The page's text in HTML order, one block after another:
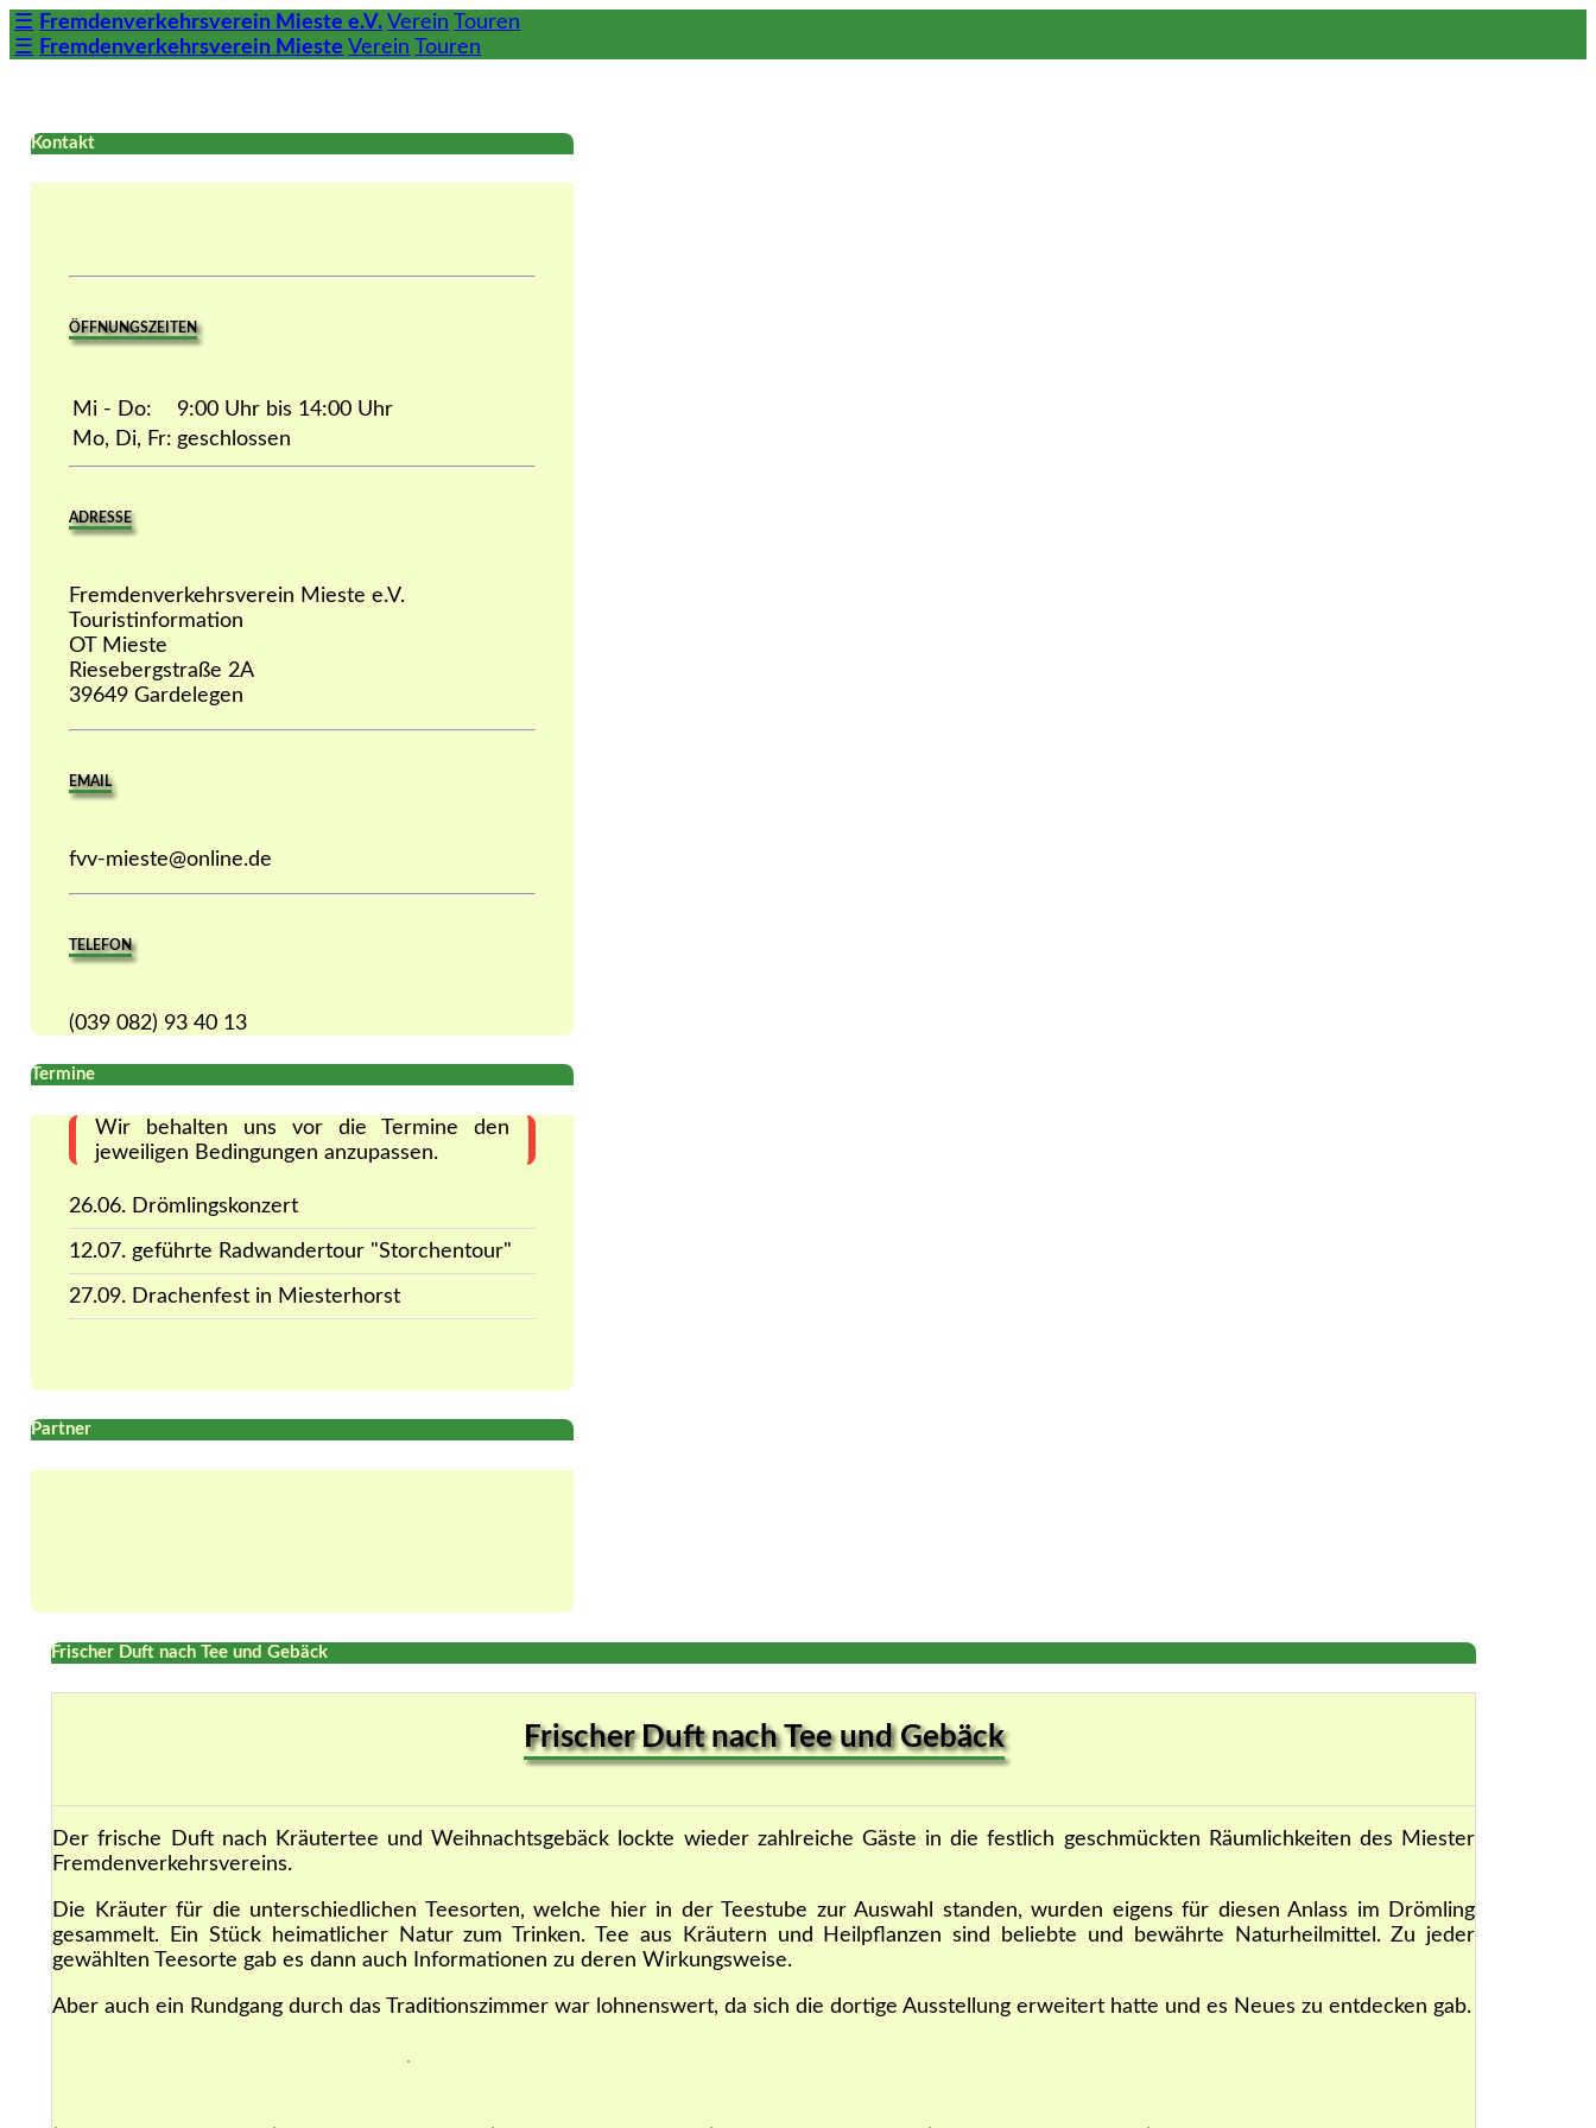
☰ Fremdenverkehrsverein Mieste e.V. Verein Touren
☰ Fremdenverkehrsverein Mieste Verein Touren
Kontakt
ÖFFNUNGSZEITEN
Mi - Do:
9:00 Uhr bis 14:00 Uhr
Mo, Di, Fr: geschlossen
ADRESSE
Fremdenverkehrsverein Mieste e.V.
Touristinformation
OT Mieste
Riesebergstraße 2A
39649 Gardelegen
EMAIL
fvv-mieste@online.de
TELEFON
(039 082) 93 40 13
Termine
Wir behalten uns vor die Termine den
jeweiligen Bedingungen anzupassen.
26.06. Drömlingskonzert
12.07. geführte Radwandertour "Storchentour"
27.09. Drachenfest in Miesterhorst
Partner
Frischer Duft nach Tee und Gebäck
Frischer Duft nach Tee und Gebäck
Der frische Duft nach Kräutertee und Weihnachtsgebäck lockte wieder zahlreiche Gäste in die festlich geschmückten Räumlichkeiten des Miester
Fremdenverkehrsvereins.
Die Kräuter für die unterschiedlichen Teesorten, welche hier in der Teestube zur Auswahl standen, wurden eigens für diesen Anlass im Drömling
gesammelt. Ein Stück heimatlicher Natur zum Trinken. Tee aus Kräutern und Heilpflanzen sind beliebte und bewährte Naturheilmittel. Zu jeder
gewählten Teesorte gab es dann auch Informationen zu deren Wirkungsweise.
Aber auch ein Rundgang durch das Traditionszimmer war lohnenswert, da sich die dortige Ausstellung erweitert hatte und es Neues zu entdecken gab.